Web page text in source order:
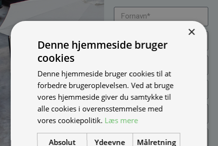
×
Denne hjemmeside bruger
cookies
Denne hjemmeside bruger cookies til at
forbedre brugeroplevelsen. Ved at bruge
vores hjemmeside giver du samtykke til
alle cookies i overensstemmelse med
vores cookiepolitik. Læs mere
Absolut
Ydeevne Målretning